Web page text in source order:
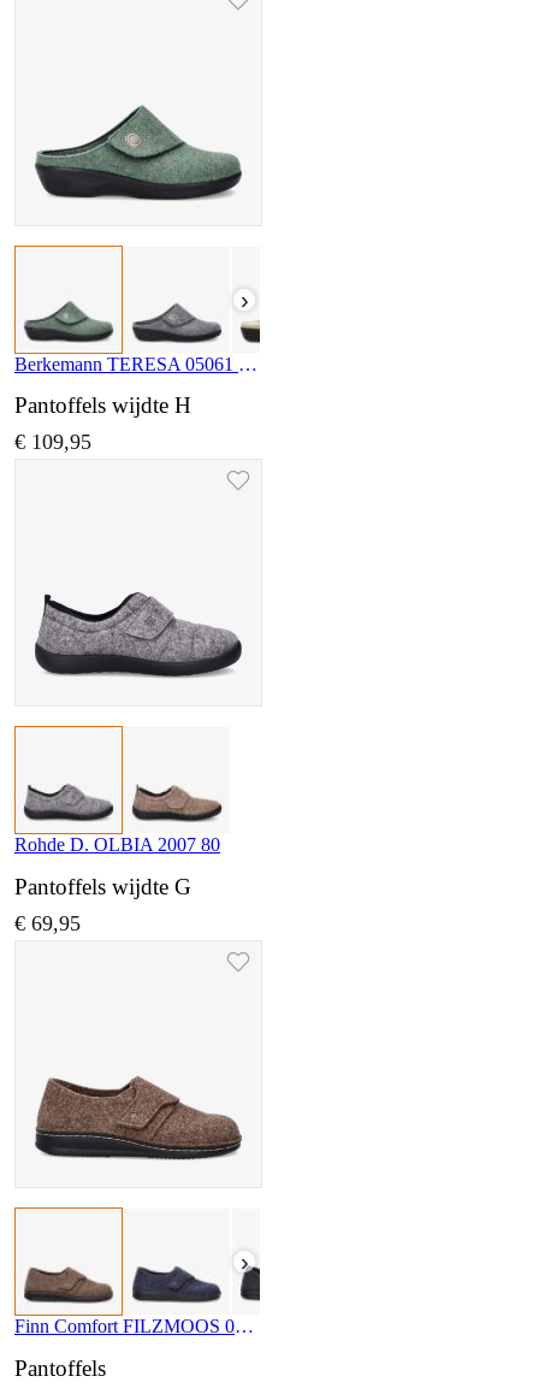
›
Berkemann TERESA 05061 782
Pantoffels wijdte H
€ 109,95
Rohde D. OLBIA 2007 80
Pantoffels wijdte G
€ 69,95
›
Finn Comfort FILZMOOS 06501 416369
Pantoffels